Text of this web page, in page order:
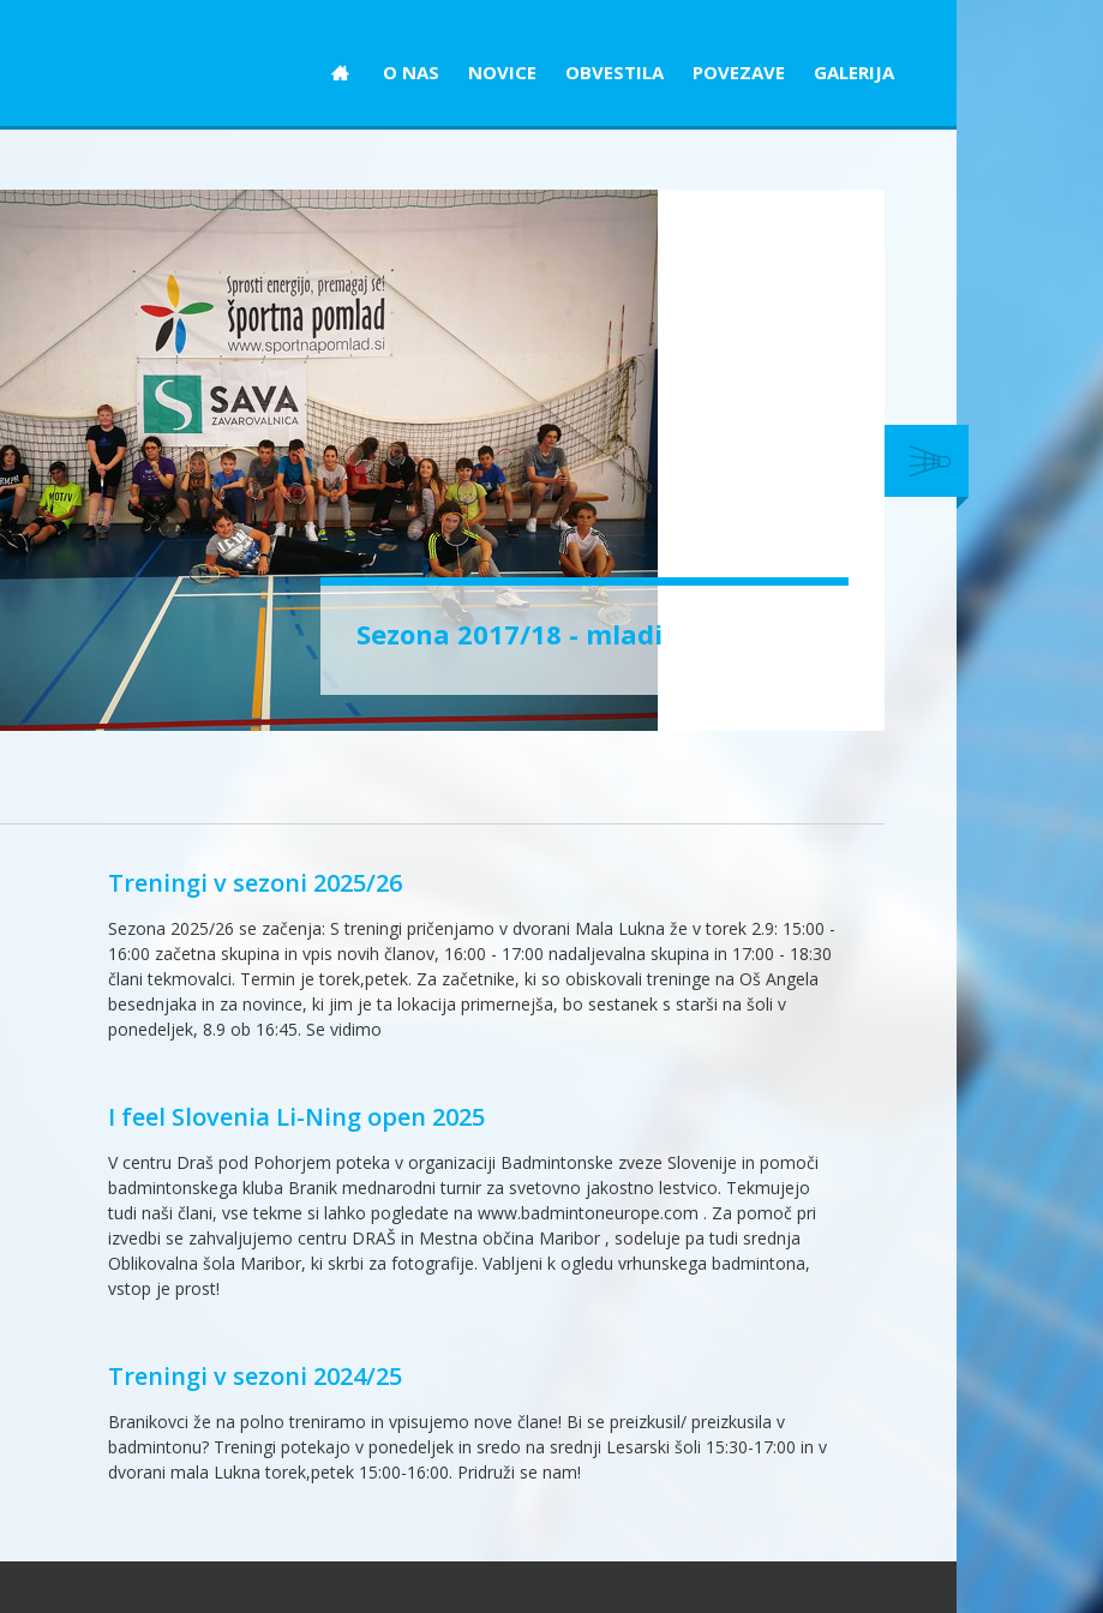
O NAS NOVICE OBVESTILA POVEZAVE GALERIJA
Sezona 2017/18 - mladi
Treningi v sezoni 2025/26
Sezona 2025/26 se začenja: S treningi pričenjamo v dvorani Mala Lukna že v torek 2.9: 15:00 -
16:00 začetna skupina in vpis novih članov, 16:00 - 17:00 nadaljevalna skupina in 17:00 - 18:30
člani tekmovalci. Termin je torek,petek. Za začetnike, ki so obiskovali treninge na Oš Angela
besednjaka in za novince, ki jim je ta lokacija primernejša, bo sestanek s starši na šoli v
ponedeljek, 8.9 ob 16:45. Se vidimo
I feel Slovenia Li-Ning open 2025
V centru Draš pod Pohorjem poteka v organizaciji Badmintonske zveze Slovenije in pomoči
badmintonskega kluba Branik mednarodni turnir za svetovno jakostno lestvico. Tekmujejo
tudi naši člani, vse tekme si lahko pogledate na www.badmintoneurope.com . Za pomoč pri
izvedbi se zahvaljujemo centru DRAŠ in Mestna občina Maribor , sodeluje pa tudi srednja
Oblikovalna šola Maribor, ki skrbi za fotografije. Vabljeni k ogledu vrhunskega badmintona,
vstop je prost!
Treningi v sezoni 2024/25
Branikovci že na polno treniramo in vpisujemo nove člane! Bi se preizkusil/ preizkusila v
badmintonu? Treningi potekajo v ponedeljek in sredo na srednji Lesarski šoli 15:30-17:00 in v
dvorani mala Lukna torek,petek 15:00-16:00. Pridruži se nam!